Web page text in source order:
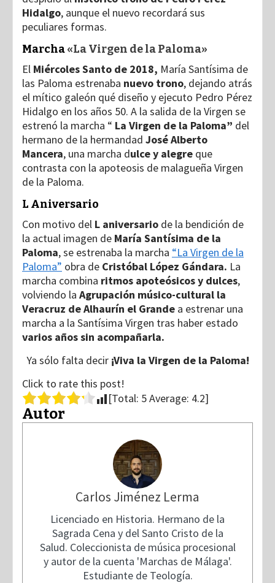
Hidalgo, aunque el nuevo recordará sus
peculiares formas.
Marcha«La Virgen de la Paloma»
El Miércoles Santo de 2018, María Santísima de
las Paloma estrenaba nuevo trono, dejando atrás
el mítico galeón qué diseño y ejecuto Pedro Pérez
Hidalgo en los años 50. A la salida de la Virgen se
estrenó la marcha “ La Virgen de la Paloma” del
hermano de la hermandad José Alberto
Mancera, una marcha dulce y alegre que
contrasta con la apoteosis de malagueña Virgen
de la Paloma.
L Aniversario
Con motivo del L aniversario de la bendición de
la actual imagen de María Santísima de la
Paloma, se estrenaba la marcha “La Virgen de la
Paloma” obra de Cristóbal López Gándara. La
marcha combina ritmos apoteósicos y dulces,
volviendo la Agrupación músico-cultural la
Veracruz de Alhaurín el Grande a estrenar una
marcha a la Santísima Virgen tras haber estado
varios años sin acompañarla.
Ya sólo falta decir¡Viva la Virgen de la Paloma!
Click to rate this post!
[Total: 5Average: 4.2]
Autor
Carlos Jiménez Lerma
Licenciado en Historia. Hermano de la
Sagrada Cena y del Santo Cristo de la
Salud. Coleccionista de música procesional
y autor de la cuenta 'Marchas de Málaga'.
Estudiante de Teología.